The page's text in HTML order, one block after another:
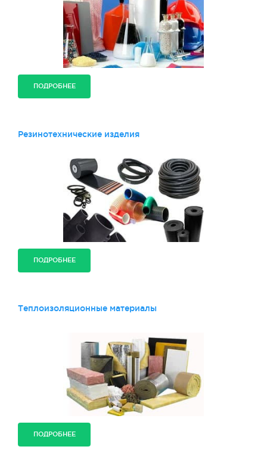
ПОДРОБНЕЕ
Резинотехнические изделия
ПОДРОБНЕЕ
Теплоизоляционные материалы
ПОДРОБНЕЕ